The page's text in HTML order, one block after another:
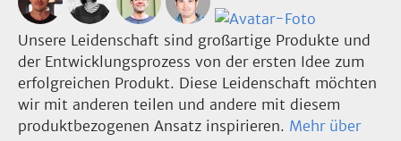
Unsere Leidenschaft sind großartige Produkte und
der Entwicklungsprozess von der ersten Idee zum
erfolgreichen Produkt. Diese Leidenschaft möchten
wir mit anderen teilen und andere mit diesem
produktbezogenen Ansatz inspirieren. Mehr über